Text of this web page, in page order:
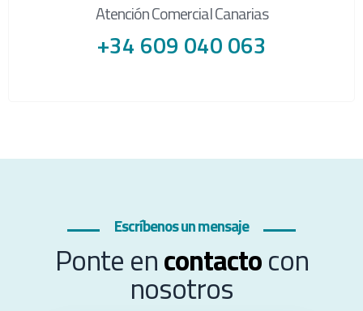
Atención Comercial Canarias
+34 609 040 063
Escríbenos un mensaje
Ponte encontactocon
nosotros